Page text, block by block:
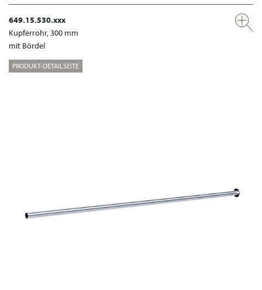
649.15.530.xxx
Kupferrohr, 300 mm
mit Bördel
PRODUKT-DETAILSEITE